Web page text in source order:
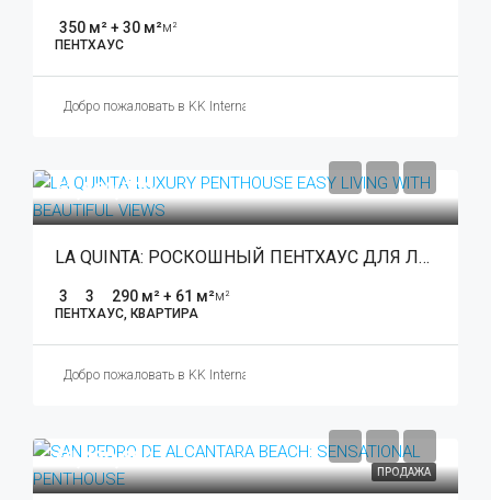
350 м² + 30 м²м²
ПЕНТХАУС
Добро пожаловать в KK International Estate
€1,560,000
LA QUINTA: РОСКОШНЫЙ ПЕНТХАУС ДЛЯ ЛЕГКОЙ ЖИЗНИ С ПРЕКРАСНЫМИ ВИДАМИ
3 3 290 м² + 61 м²м²
ПЕНТХАУС, КВАРТИРА
Добро пожаловать в KK International Estate
ПРОДАЖА
€1,480,000